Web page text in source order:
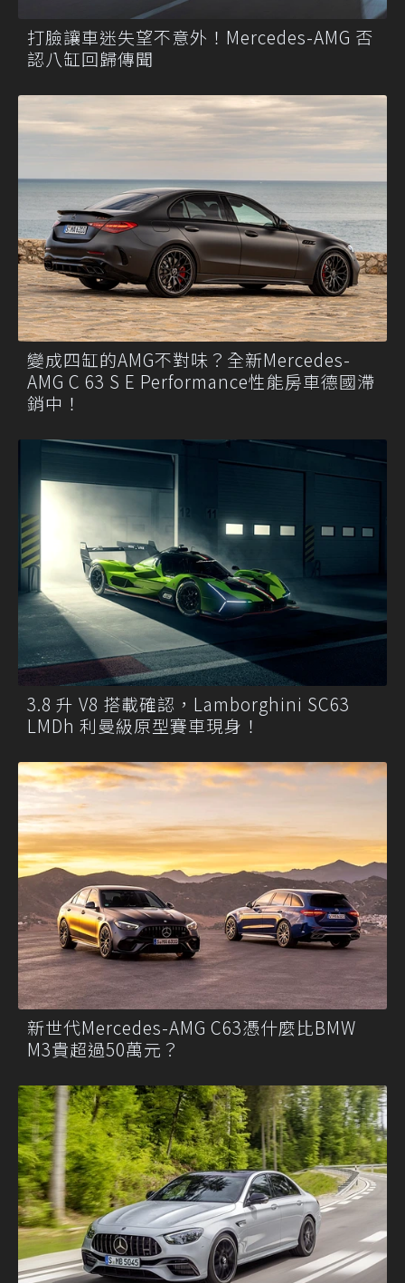
打臉讓車迷失望不意外！Mercedes-AMG 否
認八缸回歸傳聞
變成四缸的AMG不對味？全新Mercedes-
AMG C 63 S E Performance性能房車德國滯
銷中！
3.8 升 V8 搭載確認，Lamborghini SC63
LMDh 利曼級原型賽車現身！
新世代Mercedes-AMG C63憑什麼比BMW
M3貴超過50萬元？